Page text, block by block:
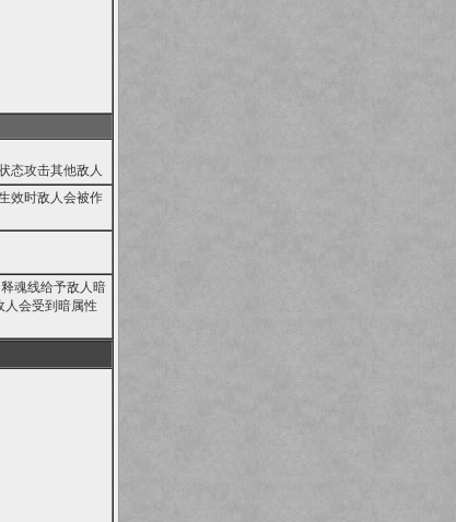
态攻击其他敌人
效时敌人会被作
魂线给予敌人暗
人会受到暗属性